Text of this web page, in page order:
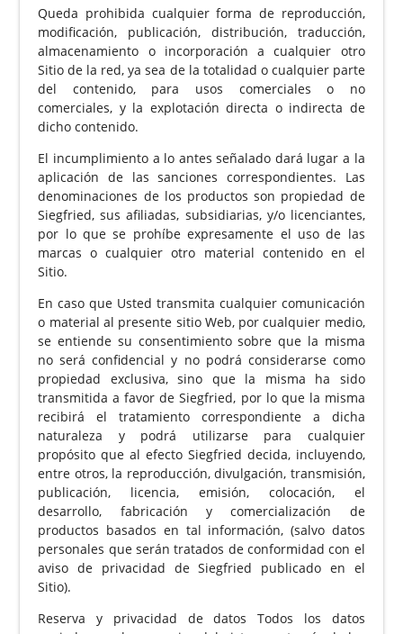
Queda prohibida cualquier forma de reproducción,
modificación, publicación, distribución, traducción,
almacenamiento o incorporación a cualquier otro
Sitio de la red, ya sea de la totalidad o cualquier parte
del contenido, para usos comerciales o no
comerciales, y la explotación directa o indirecta de
dicho contenido.
El incumplimiento a lo antes señalado dará lugar a la
aplicación de las sanciones correspondientes. Las
denominaciones de los productos son propiedad de
Siegfried, sus afiliadas, subsidiarias, y/o licenciantes,
por lo que se prohíbe expresamente el uso de las
marcas o cualquier otro material contenido en el
Sitio.
En caso que Usted transmita cualquier comunicación
o material al presente sitio Web, por cualquier medio,
se entiende su consentimiento sobre que la misma
no será confidencial y no podrá considerarse como
propiedad exclusiva, sino que la misma ha sido
transmitida a favor de Siegfried, por lo que la misma
recibirá el tratamiento correspondiente a dicha
naturaleza y podrá utilizarse para cualquier
propósito que al efecto Siegfried decida, incluyendo,
entre otros, la reproducción, divulgación, transmisión,
publicación, licencia, emisión, colocación, el
desarrollo, fabricación y comercialización de
productos basados en tal información, (salvo datos
personales que serán tratados de conformidad con el
aviso de privacidad de Siegfried publicado en el
Sitio).
Reserva y privacidad de datos Todos los datos